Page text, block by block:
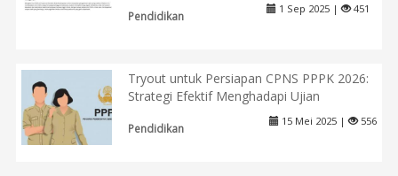
Pendidikan
1 Sep 2025 | 451
Tryout untuk Persiapan CPNS PPPK 2026:
Strategi Efektif Menghadapi Ujian
Pendidikan
15 Mei 2025 | 556